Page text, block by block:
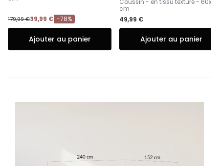
179,99 €39,99 € -78%
Ajouter au panier
Coussin - en tissu texturé - 60x60
cm
49,99 €
Ajouter au panier